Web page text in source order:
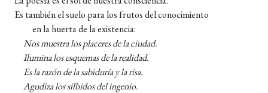
Es también el suelo para los frutos del conocimiento
en la huerta de la existencia:
Nos muestra los placeres de la ciudad.
Ilumina los esquemas de la realidad.
Es la razón de la sabiduría y la risa.
Agudiza los silbidos del ingenio.